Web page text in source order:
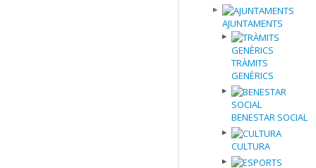
AJUNTAMENTS
TRÀMITS
GENÈRICS
BENESTAR SOCIAL
CULTURA